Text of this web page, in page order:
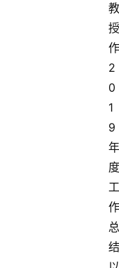
教
授
作
2
0
1
9
年
度
工
作
总
结